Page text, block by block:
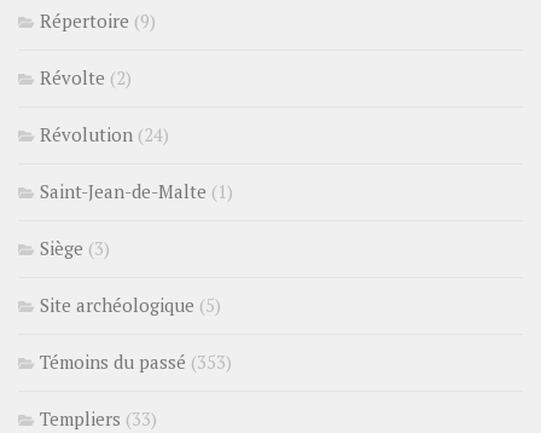
Répertoire (9)
Révolte (2)
Révolution (24)
Saint-Jean-de-Malte (1)
Siège (3)
Site archéologique (5)
Témoins du passé (353)
Templiers (33)